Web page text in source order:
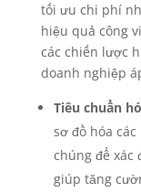
tối ưu chi phí
hiệu quả công
các chiến lược
doanh nghiệp
Tiêu chuẩn
sơ đồ hóa
chúng để xác
giúp tăng